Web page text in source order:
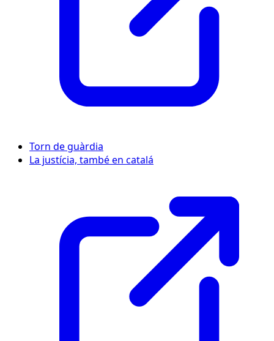
Torn de guàrdia
La justícia, també en catalá